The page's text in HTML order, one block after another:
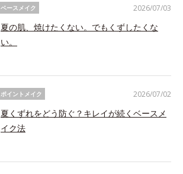
ベースメイク
夏の肌、焼けたくない。でもくずしたくな
い。
2026/07/03
ポイントメイク
夏くずれをどう防ぐ？キレイが続くベースメ
イク法
2026/07/02